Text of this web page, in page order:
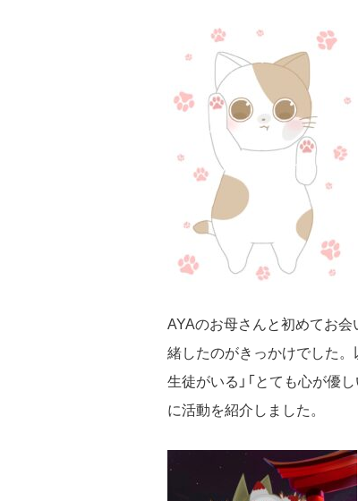
AYAのお母さんと初めてお
緒したのがきっかけでした
生徒がいる」「とても心が優
に活動を紹介しました。